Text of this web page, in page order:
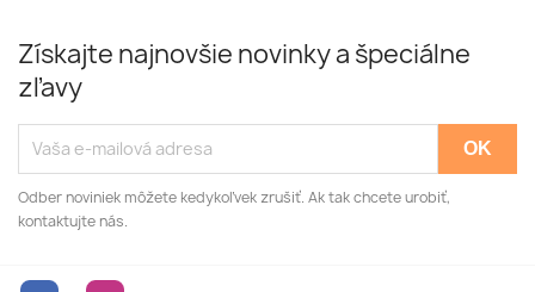
Získajte najnovšie novinky a špeciálne
zľavy
Odber noviniek môžete kedykoľvek zrušiť. Ak tak chcete urobiť,
kontaktujte nás.